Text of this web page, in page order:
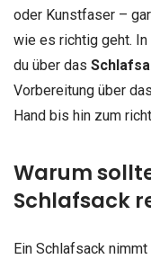
oder Kunstfaser –
wie es richtig geht.
du über das
Vorbereitung über
Hand bis hin zum
Warum
Schlafsack
Ein Schlafsack